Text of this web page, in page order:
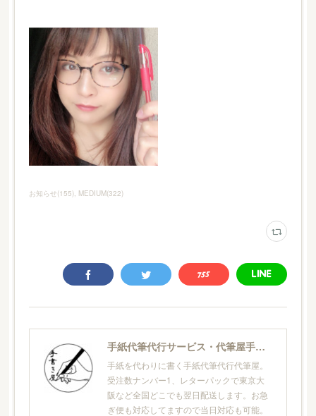
お知らせ(155) MEDIUM(322)
手紙代筆代行サービス・代筆屋手書き屋®
手紙を代わりに書く手紙代筆代行代筆屋。
受注数ナンバー1、レターパックで東京大
阪など全国どこでも翌日配送します。お急
ぎ便も対応してますので当日対応も可能。